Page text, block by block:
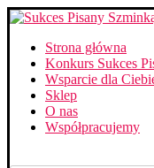
Strona główna
Konkurs Sukces
Wsparcie dla
Sklep
O nas
Współpracujemy